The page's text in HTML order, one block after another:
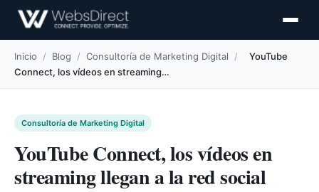
Inicio / Blog / Consultoría de Marketing Digital /
YouTube
Connect, los vídeos en streaming…
Consultoría de Marketing Digital
YouTube Connect, los vídeos en
streaming llegan a la red social